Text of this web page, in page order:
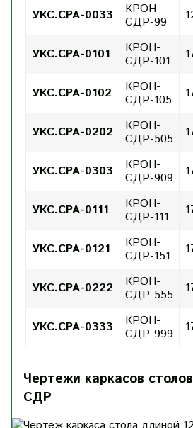
УКС.СРА-0033
КРОН-
СДР-99
УКС.СРА-0101
КРОН-
СДР-101
УКС.СРА-0102
КРОН-
СДР-105
УКС.СРА-0202
КРОН-
СДР-505
УКС.СРА-0303
КРОН-
СДР-909
УКС.СРА-0111
КРОН-
СДР-111
УКС.СРА-0121
КРОН-
СДР-151
УКС.СРА-0222
КРОН-
СДР-555
УКС.СРА-0333
КРОН-
СДР-999
Чертежи каркасов
СДР